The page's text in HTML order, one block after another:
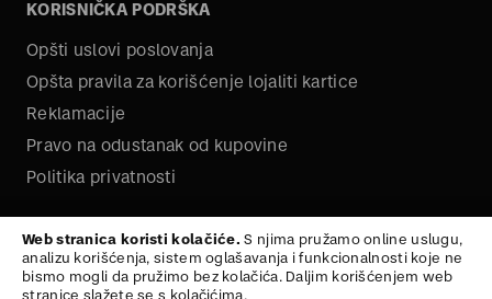
KORISNIČKA PODRŠKA
Opšti uslovi poslovanja
Opšta pravila za korišćenje lojaliti kartice
Reklamacije
Pravo na odustanak od kupovine
Politika privatnosti
Kariera
Web stranica koristi kolačiće. S njima pružamo online uslugu,
analizu korišćenja, sistem oglašavanja i funkcionalnosti koje ne
bismo mogli da pružimo bez kolačića. Daljim korišćenjem web
stranice slažete se s kolačićima.